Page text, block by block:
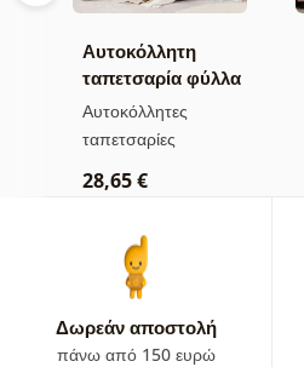
Αυτοκόλλητη
ταπετσαρία φύλλα
με παστέλ
απόχρωση
Αυτοκόλλητες
ταπετσαρίες
28,65 €
Δωρεάν αποστολή
πάνω από 150 ευρώ